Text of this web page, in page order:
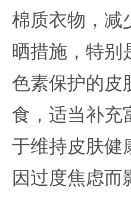
棉质衣物，减
晒措施，特别
色素保护的皮
食，适当补充
于维持皮肤健
因过度焦虑